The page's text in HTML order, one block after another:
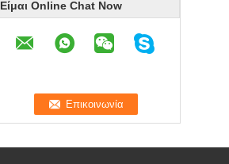
Είμαι Online Chat Now